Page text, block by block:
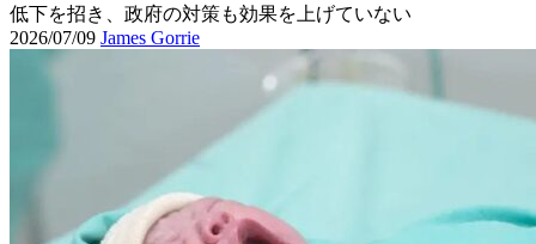
低下を招き、政府の対策も効果を上げていない
2026/07/09 James Gorrie